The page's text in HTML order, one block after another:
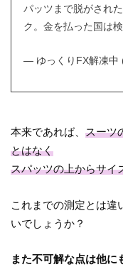
パッツまで脱がされ
ク。金を払った国は
— ゆっくりFX解凍中
本来であれば、スーツ
とはなく
スパッツの上からサイ
これまでの測定とは違
いでしょうか？
また不可解な点は他に